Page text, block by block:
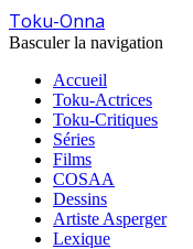
Toku-Onna
Basculer la navigation
Accueil
Toku-Actrices
Toku-Critiques
Séries
Films
COSAA
Dessins
Artiste Asperger
Lexique